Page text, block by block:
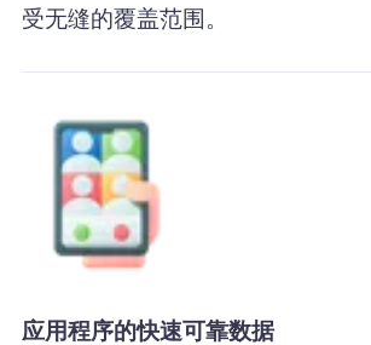
受无缝的覆盖范围。
应用程序的快速可靠数据